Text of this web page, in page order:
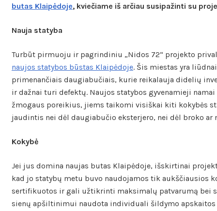
butas Klaipėdoje, kviečiame iš arčiau susipažinti su
Nauja statyba
Turbūt pirmuoju ir pagrindiniu „Nidos 72“ projekto
naujos statybos būstas Klaipėdoje. Šis miestas yra
primenančiais daugiabučiais, kurie reikalauja didelių
ir dažnai turi defektų. Naujos statybos gyvenamieji
žmogaus poreikius, jiems taikomi visiškai kiti kokybės
jaudintis nei dėl daugiabučio eksterjero, nei dėl broko ar
Kokybė
Jei jus domina naujas butas Klaipėdoje, išskirtinai
kad jo statybų metu buvo naudojamos tik aukščiausios
sertifikuotos ir gali užtikrinti maksimalų patvarumą bei
sienų apšiltinimui naudota individuali šildymo